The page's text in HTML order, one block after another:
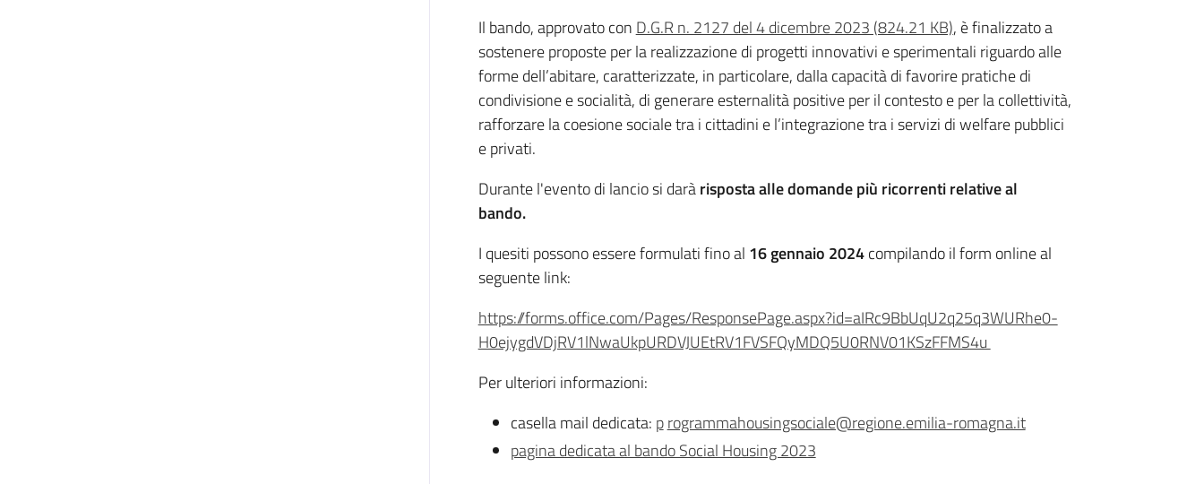
Il bando, approvato con D.G.R n. 2127 del 4 dicembre 2023 (824.21 KB), è finalizzato a
sostenere proposte per la realizzazione di progetti innovativi e sperimentali riguardo alle
forme dell’abitare, caratterizzate, in particolare, dalla capacità di favorire pratiche di
condivisione e socialità, di generare esternalità positive per il contesto e per la collettività,
rafforzare la coesione sociale tra i cittadini e l’integrazione tra i servizi di welfare pubblici
e privati.
Durante l'evento di lancio si daràrisposta alle domande più ricorrenti relative al
bando.
I quesiti possono essere formulati fino al 16 gennaio 2024compilando il form online al
seguente link:
https://forms.office.com/Pages/ResponsePage.aspx?id=aIRc9BbUqU2q25q3WURhe0-
H0ejygdVDjRV1lNwaUkpURDVJUEtRV1FVSFQyMDQ5U0RNV01KSzFFMS4u
Per ulteriori informazioni:
casella mail dedicata: programmahousingsociale@regione.emilia-romagna.it
pagina dedicata al bando Social Housing 2023